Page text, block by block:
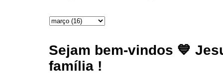
Sejam bem-vindos 💙
família !